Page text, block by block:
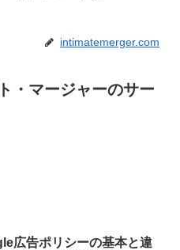
intimatemerger.com
・マージャーのサー
広告ポリシーの基本と違